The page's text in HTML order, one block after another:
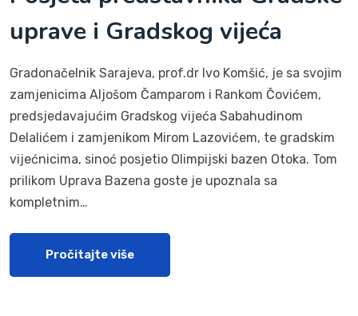
uprave i Gradskog vijeća
Gradonačelnik Sarajeva, prof.dr Ivo Komšić, je sa svojim
zamjenicima Aljošom Čamparom i Rankom Čovićem,
predsjedavajućim Gradskog vijeća Sabahudinom
Delalićem i zamjenikom Mirom Lazovićem, te gradskim
vijećnicima, sinoć posjetio Olimpijski bazen Otoka. Tom
prilikom Uprava Bazena goste je upoznala sa
kompletnim…
Pročitajte više